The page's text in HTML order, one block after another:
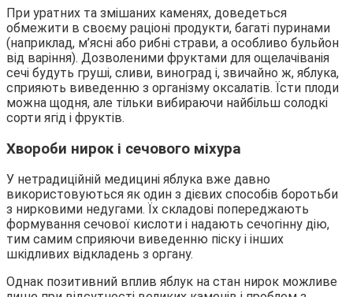
При уратних та змішаних каменях, доведеться
обмежити в своєму раціоні продукти, багаті пуринами
(наприклад, м’ясні або рибні страви, а особливо бульйон
від варіння). Дозволеними фруктами для ощелачіванія
сечі будуть груші, сливи, виноград і, звичайно ж, яблука,
сприяють виведенню з організму оксалатів. Їсти плоди
можна щодня, але тільки вибираючи найбільш солодкі
сорти ягід і фруктів.
Хвороби нирок і сечового міхура
У нетрадиційній медицині яблука вже давно
використовуються як один з дієвих способів боротьби
з нирковими недугами. Їх складові попереджають
формування сечової кислоти і надають сечогінну дію,
тим самим сприяючи виведенню піску і інших
шкідливих відкладень з органу.
Однак позитивний вплив яблук на стан нирок можливе